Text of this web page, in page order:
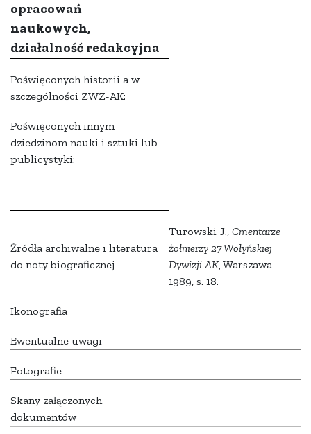
opracowań
naukowych,
działalność redakcyjna
Poświęconych historii a w
szczególności ZWZ-AK:
Poświęconych innym
dziedzinom nauki i sztuki lub
publicystyki:
Źródła archiwalne i literatura
do noty biograficznej
Turowski J., Cmentarze
żołnierzy 27 Wołyńskiej
Dywizji AK, Warszawa
1989, s. 18.
Ikonografia
Ewentualne uwagi
Fotografie
Skany załączonych
dokumentów